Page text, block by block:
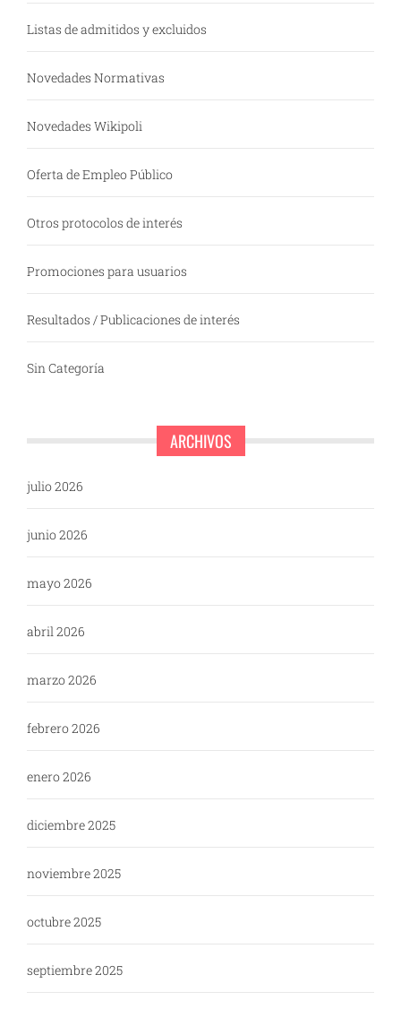
Listas de admitidos y excluidos
Novedades Normativas
Novedades Wikipoli
Oferta de Empleo Público
Otros protocolos de interés
Promociones para usuarios
Resultados / Publicaciones de interés
Sin Categoría
ARCHIVOS
julio 2026
junio 2026
mayo 2026
abril 2026
marzo 2026
febrero 2026
enero 2026
diciembre 2025
noviembre 2025
octubre 2025
septiembre 2025